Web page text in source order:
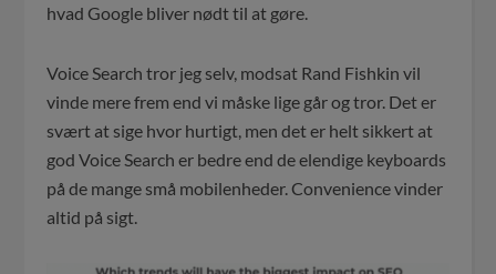
hvad Google bliver nødt til at gøre.
Voice Search tror jeg selv, modsat Rand Fishkin vil
vinde mere frem end vi måske lige går og tror. Det er
svært at sige hvor hurtigt, men det er helt sikkert at
god Voice Search er bedre end de elendige keyboards
på de mange små mobilenheder. Convenience vinder
altid på sigt.